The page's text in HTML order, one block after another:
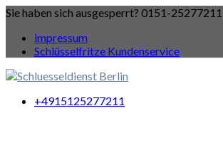
Sie haben sich ausgesperrt? 0151-25277211
impressum
Schlüsselfritze Kundenservice
+4915125277211